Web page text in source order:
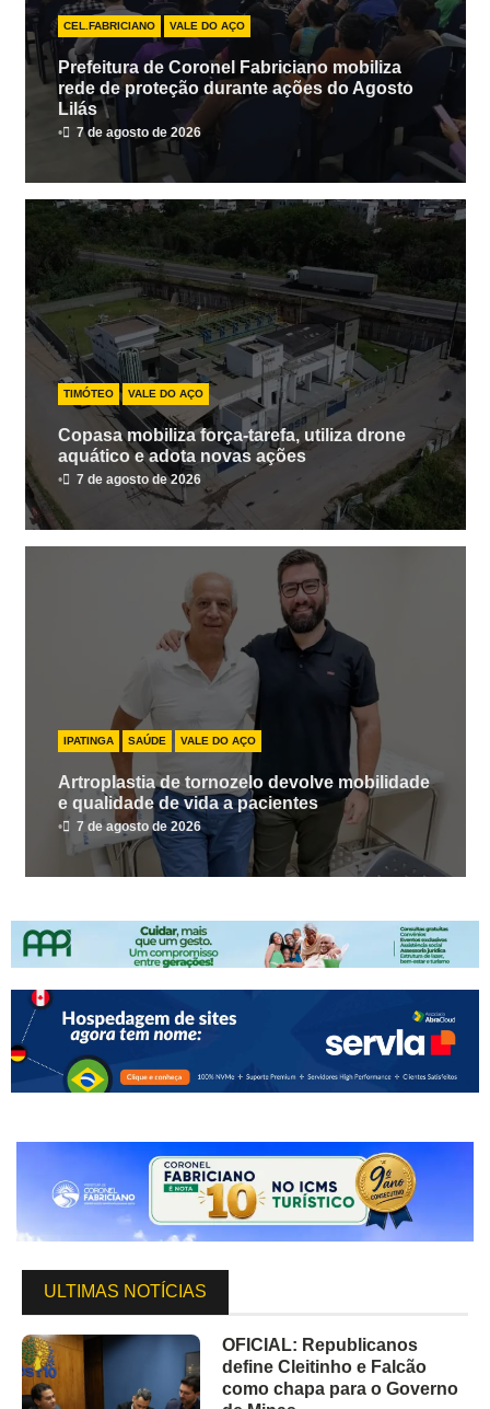
CEL.FABRICIANO VALE DO AÇO
Prefeitura de Coronel Fabriciano mobiliza
rede de proteção durante ações do Agosto
Lilás
• 7 de agosto de 2026
TIMÓTEO VALE DO AÇO
Copasa mobiliza força-tarefa, utiliza drone
aquático e adota novas ações
• 7 de agosto de 2026
IPATINGA SAÚDE VALE DO AÇO
Artroplastia de tornozelo devolve mobilidade
e qualidade de vida a pacientes
• 7 de agosto de 2026
ULTIMAS NOTÍCIAS
OFICIAL: Republicanos
define Cleitinho e Falcão
como chapa para o Governo